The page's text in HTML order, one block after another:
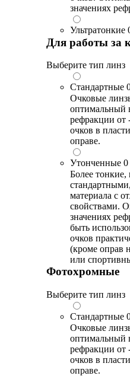
значениях
Ультратонкие
Для работы за
Выберите тип линз
Стандартные
Очковые
оптимальный
рефракции от
очков в
оправе.
Утонченные
Более
материала с
свойствами.
значениях
быть
очков
(кроме оправ
или
Фотохромные
Выберите тип линз
Стандартные
Очковые
оптимальный
рефракции от
очков в
оправе.